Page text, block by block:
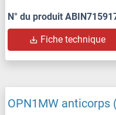
N° du produit
Fiche technique
OPN1MW anticorps